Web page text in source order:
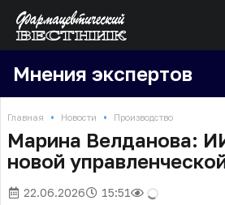
Мнения экспертов
Главная • Новости • Производство
Марина Велданова:
новой
22.06.2026 15:51